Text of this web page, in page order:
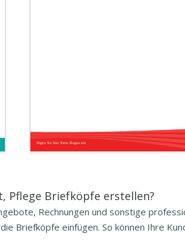
Fügen Sie hier Ihren Slogan ein
Pflege Briefköpfe erstellen?
Rechnungen und sonstige
Briefköpfe einfügen. So können Ihre